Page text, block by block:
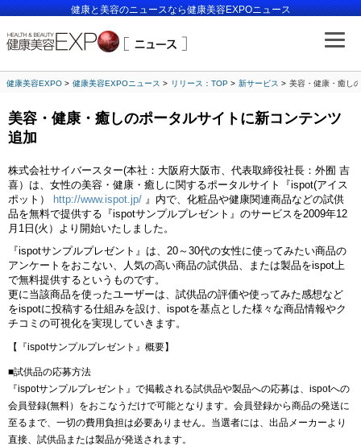
健康と美容のニュースなら健康美容EXPOニュース
健康美容EXPO 健康美容EXPOニュース リリース：TOP 新サービス 美容・健康・癒し
美容・健康・癒しのポータルサイトに新コンテンツ
追加
株式会社サイバースター(本社：大阪府大阪市、代表取締役社長：外囿 吉
喜）は、女性の美容・健康・癒しに関するポータルサイト『ispot(アイス
ポット）
http://www.ispot.jp/ 』内で、化粧品や健康関連商品などの試供
品を無料で提供する『ispotサンプルプレゼント』のサービスを2009年12
月1日(火）より開始いたしました。
『ispotサンプルプレゼント』は、20～30代の女性に使ってみたい商品の
アンケートをおこない、人気の高い商品の試供品、または製品をispot上
で無料提供するというものです。
更に当該商品を使ったユーザーは、試供品の評価や使ってみた感想など
をispotに投稿する仕組みを設け、ispotを基点とした様々な商品情報やク
チコミの可視化を実現していきます。
【『ispotサンプルプレゼント』概要】
■試供品の応募方法
『ispotサンプルプレゼント』で掲載される試供品や製品への応募は、ispotへの
会員登録(無料）をおこなうだけで可能となります。会員登録から商品の発送に
至るまで、一切の費用負担は必要ありません。当選者には、出品メーカーより
直接、試供品または製品が発送されます。